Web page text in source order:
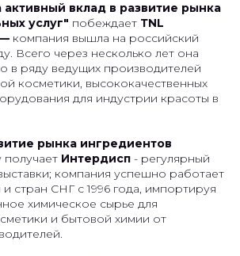
активный вклад в развитие рынка
услуг" побеждает ТNL
— компания вышла на российский
Всего через несколько лет она
в ряду ведущих производителей
косметики, высококачественных
для индустрии красоты в
рынка ингредиентов
получает Интердисп - регулярный
компания успешно работает
стран СНГ с 1996 года, импортируя
химическое сырье для
и бытовой химии от